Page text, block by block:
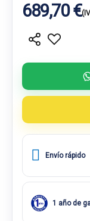
689,70 €
Envío rápido
1 año de